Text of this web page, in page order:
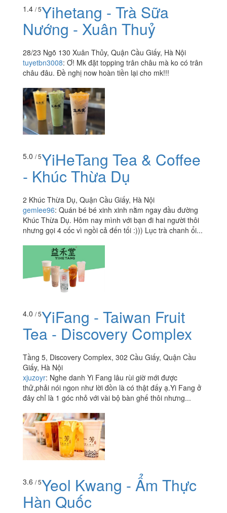
1.4 / 5Yihetang - Trà Sữa
Nướng - Xuân Thuỷ
28/23 Ngõ 130 Xuân Thủy, Quận Cầu Giấy, Hà Nội
tuyetbn3008: Ơ! Mk đặt topping trân châu mà ko có trân
châu đâu. Đề nghị now hoàn tiền lại cho mk!!!
5.0 / 5YiHeTang Tea & Coffee
- Khúc Thừa Dụ
2 Khúc Thừa Dụ, Quận Cầu Giấy, Hà Nội
gemlee96: Quán bé bé xinh xinh nằm ngay đầu đường
Khúc Thừa Dụ. Hôm nay mình với bạn đi hai người thôi
nhưng gọi 4 cốc vì ngồi cả đến tối :))) Lục trà chanh ổi...
4.0 / 5YiFang - Taiwan Fruit
Tea - Discovery Complex
Tầng 5, Discovery Complex, 302 Cầu Giấy, Quận Cầu
Giấy, Hà Nội
xjuzoyr: Nghe danh Yi Fang lâu rùi giờ mới được
thử,phải nói ngon như lời đồn là có thật đấy ạ.Yi Fang ở
đây chỉ là 1 góc nhỏ với vài bộ bàn ghế thôi nhưng...
3.6 / 5Yeol Kwang - Ẩm Thực
Hàn Quốc